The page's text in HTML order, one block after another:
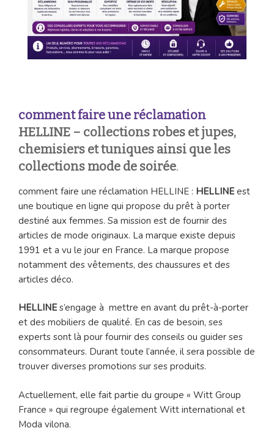
comment faire une réclamation
HELLINE – collections robes et jupes,
chemisiers et tuniques ainsi que les
collections mode de soirée.
comment faire une réclamation HELLINE : HELLINEest
une boutique en ligne qui propose du prêt à porter
destiné aux femmes. Sa mission est de fournir des
articles de mode originaux. La marque existe depuis
1991 et a vu le jour en France. La marque propose
notamment des vêtements, des chaussures et des
articles déco.
HELLINEs’engage à mettre en avant du prêt-à-porter
et des mobiliers de qualité. En cas de besoin, ses
experts sont là pour fournir des conseils ou guider ses
consommateurs. Durant toute l’année, il sera possible de
trouver diverses promotions sur ses produits.
Actuellement, elle fait partie du groupe « Witt Group
France » qui regroupe également Witt international et
Moda vilona.